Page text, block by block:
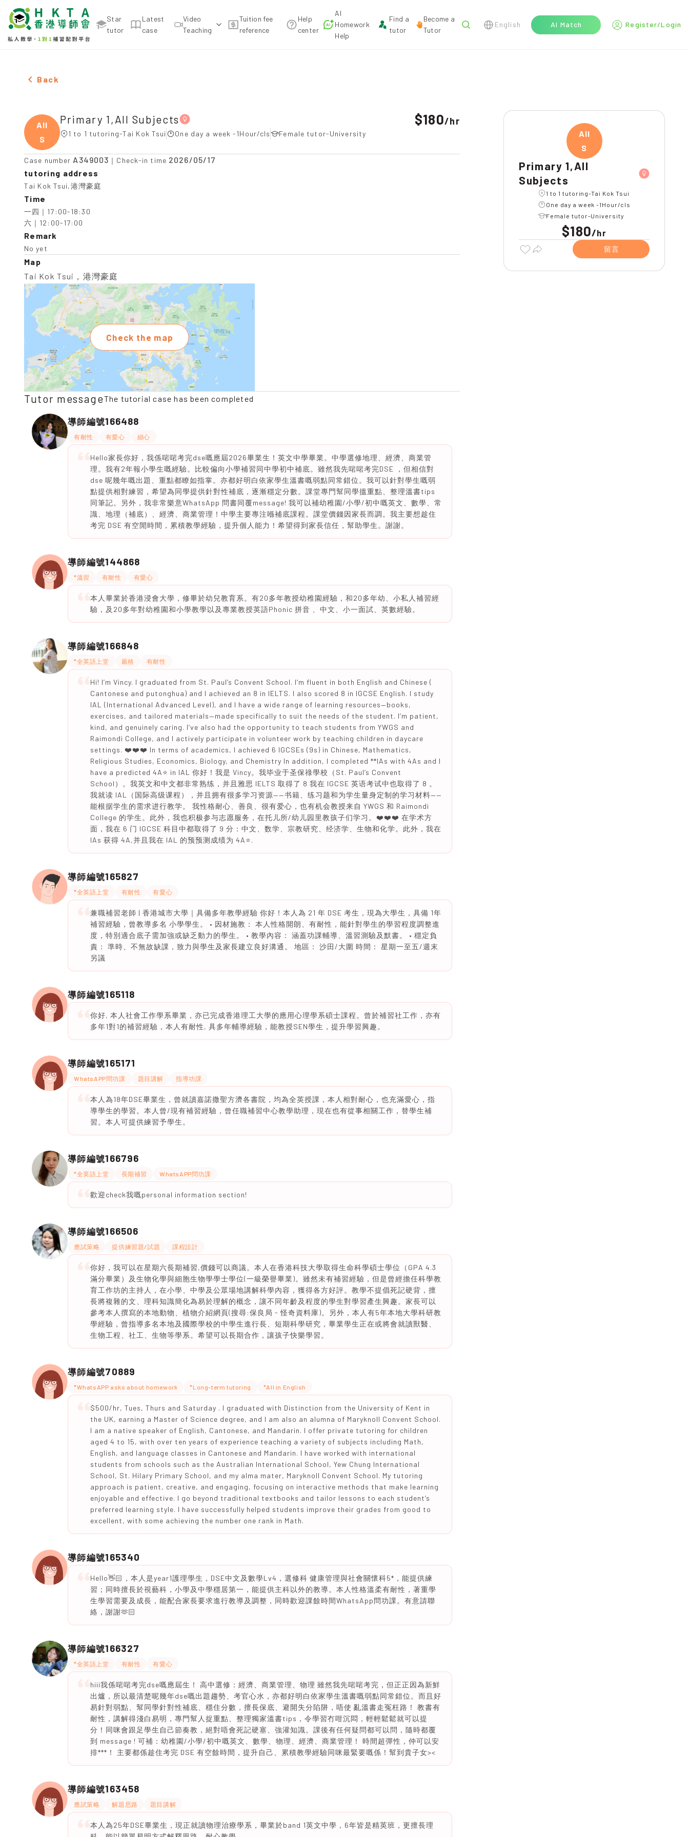
Star
tutor
Latest
case
Video
Teaching
Tuition fee
reference
Help
center
AI
Homework
Help
Find a
tutor
Become a
Tutor
English AI Match Register/Login
Female Primary 1,All Subjects，Tai Kok Tsui Tuition recommendation
Back
All
S
Primary 1,All Subjects
1 to 1 tutoring-Tai Kok Tsui One day a week -1Hour/cls Female tutor-University
$180/hr
Case number A349003 ｜Check-in time 2026/05/17
tutoring address
Tai Kok Tsui,港灣豪庭
Time
一四｜17:00-18:30
六｜12:00-17:00
Remark
No yet
Map
Tai Kok Tsui，港灣豪庭
Check the map
Tutor messageThe tutorial case has been completed
導師編號166488
有耐性 有愛心 細心
Hello家長你好，我係啱啱考完dse嘅應屆2026畢業生！英文中學畢業。中學選修地理、經濟、商業管
理。我有2年報小學生嘅經驗。比較偏向小學補習同中學初中補底。雖然我先啱啱考完DSE ，但相信對
dse 呢幾年嘅出題、重點都瞭如指掌。亦都好明白依家學生溫書嘅弱點同常錯位。我可以針對學生嘅弱
點提供相對練習，希望為同學提供針對性補底，逐漸穩定分數。課堂專門幫同學搵重點、整理溫書tips
同筆記。另外，我非常樂意WhatsApp 問書同覆message! 我可以補幼稚園/小學/初中嘅英文、數學、常
識、地理（補底）、經濟、商業管理！中學主要專注喺補底課程。課堂價錢因家長而調。我主要想趁住
考完 DSE 有空閒時間，累積教學經驗，提升個人能力！希望得到家長信任，幫助學生。謝謝。
導師編號144868
*溫習 有耐性 有愛心
本人畢業於香港浸會大學，修畢於幼兒教育系。有20多年教授幼稚園經驗，和20多年幼、小私人補習經
驗，及20多年對幼稚園和小學教學以及專業教授英語Phonic 拼音 、中文、小一面試、英數經驗。
導師編號166848
*全英語上堂 嚴格 有耐性
Hi! I’m Vincy. I graduated from St. Paul’s Convent School. I’m fluent in both English and Chinese (
Cantonese and putonghua) and I achieved an 8 in IELTS. I also scored 8 in IGCSE English. I study
IAL (International Advanced Level), and I have a wide range of learning resources—books,
exercises, and tailored materials—made specifically to suit the needs of the student. I’m patient,
kind, and genuinely caring. I’ve also had the opportunity to teach students from YWGS and
Raimondi College, and I actively participate in volunteer work by teaching children in daycare
settings. ❤️❤️❤️ In terms of academics, I achieved 6 IGCSEs (9s) in Chinese, Mathematics,
Religious Studies, Economics, Biology, and Chemistry In addition, I completed **IAs with 4As and I
have a predicted 4A⭐️ in IAL 你好！我是 Vincy。我毕业于圣保祿學校（St. Paul’s Convent
School）。我英文和中文都非常熟练，并且雅思 IELTS 取得了 8 我在 IGCSE 英语考试中也取得了 8 。
我就读 IAL（国际高级课程），并且拥有很多学习资源——书籍、练习题和为学生量身定制的学习材料——
能根据学生的需求进行教学。 我性格耐心、善良、很有爱心，也有机会教授来自 YWGS 和 Raimondi
College 的学生。此外，我也积极参与志愿服务，在托儿所/幼儿园里教孩子们学习。❤️❤️❤️ 在学术方
面，我在 6 门 IGCSE 科目中都取得了 9 分：中文、数学、宗教研究、经济学、生物和化学。此外，我在
IAs 获得 4A,并且我在 IAL 的预预测成绩为 4A⭐️.
導師編號165827
*全英語上堂 有耐性 有愛心
兼職補習老師 | 香港城市大學｜具備多年教學經驗 你好！本人為 21 年 DSE 考生，現為大學生，具備 1年
補習經驗，曾教導多名 小學學生。 • 因材施教： 本人性格開朗、有耐性，能針對學生的學習程度調整進
度，特別適合底子需加強或缺乏動力的學生。 • 教學內容： 涵蓋功課輔導、溫習測驗及默書。 • 穩定負
責： 準時、不無故缺課，致力與學生及家長建立良好溝通。 地區： 沙田/大圍 時間： 星期一至五/週末
另議
導師編號165118
你好, 本人社會工作學系畢業，亦已完成香港理工大學的應用心理學系碩士課程。曾於補習社工作，亦有
多年1對1的補習經驗，本人有耐性, 具多年輔導經驗，能教授SEN學生，提升學習興趣。
導師編號165171
WhatsAPP問功課 題目講解 指導功課
本人為18年DSE畢業生，曾就讀嘉諾撒聖方濟各書院，均為全英授課，本人相對耐心，也充滿愛心，指
導學生的學習。本人曾/現有補習經驗，曾任職補習中心教學助理，現在也有從事相關工作，替學生補
習。本人可提供練習予學生。
導師編號166796
*全英語上堂 長期補習 WhatsAPP問功課
歡迎check我嘅personal information section!
導師編號166506
應試策略 提供練習題/試題 課程設計
你好，我可以在星期六長期補習,價錢可以商議。本人在香港科技大學取得生命科學碩士學位（GPA 4.3
滿分畢業）及生物化學與細胞生物學學士學位(一級榮譽畢業)。雖然未有補習經驗，但是曾經擔任科學教
育工作坊的主持人，在小學、中學及公眾場地講解科學內容，獲得各方好評。教學不提倡死記硬背，擅
長將複雜的文、理科知識簡化為易於理解的概念，讓不同年齡及程度的學生對學習產生興趣。家長可以
參考本人撰寫的本地動物、植物介紹網頁(搜尋:保良局 - 怪奇資料庫)。另外，本人有5年本地大學科研教
學經驗，曾指導多名本地及國際學校的中學生進行長、短期科學研究，畢業學生正在或將會就讀獸醫、
生物工程、社工、生物等學系。希望可以長期合作，讓孩子快樂學習。
導師編號70889
*WhatsAPP asks about homework *Long-term tutoring *All in English
$500/hr, Tues, Thurs and Saturday . I graduated with Distinction from the University of Kent in
the UK, earning a Master of Science degree, and I am also an alumna of Maryknoll Convent School.
I am a native speaker of English, Cantonese, and Mandarin. I offer private tutoring for children
aged 4 to 15, with over ten years of experience teaching a variety of subjects including Math,
English, and language classes in Cantonese and Mandarin. I have worked with international
students from schools such as the Australian International School, Yew Chung International
School, St. Hilary Primary School, and my alma mater, Maryknoll Convent School. My tutoring
approach is patient, creative, and engaging, focusing on interactive methods that make learning
enjoyable and effective. I go beyond traditional textbooks and tailor lessons to each student’s
preferred learning style. I have successfully helped students improve their grades from good to
excellent, with some achieving the number one rank in Math.
導師編號165340
Hello👋🏻，本人是year1護理學生，DSE中文及數學Lv4，選修科 健康管理與社會關懷科5*，能提供練
習；同時擅長於視藝科，小學及中學穩居第一，能提供主科以外的教導。本人性格溫柔有耐性，著重學
生學習需要及成長，能配合家長要求進行教導及調整，同時歡迎課餘時間WhatsApp問功課。有意請聯
絡，謝謝🫶🏻
導師編號166327
*全英語上堂 有耐性 有愛心
hiii我係啱啱考完dse嘅應屆生！ 高中選修：經濟、商業管理、物理 雖然我先啱啱考完，但正正因為新鮮
出爐，所以最清楚呢幾年dse嘅出題趨勢、考官心水，亦都好明白依家學生溫書嘅弱點同常錯位。而且好
易針對弱點、幫同學針對性補底、穩住分數，擅長保底、避開失分陷阱，唔使 亂溫書走冤枉路！ 教書有
耐性，講解得淺白易明，專門幫人捉重點、整理獨家溫書tips，令學習冇咁沉悶，輕輕鬆鬆就可以提
分！同咪會跟足學生自己節奏教，絕對唔會死記硬塞、強灌知識。課後有任何疑問都可以問，隨時都覆
到 message ! 可補：幼稚園/小學/初中嘅英文、數學、物理、經濟、商業管理！ 時間超彈性，仲可以安
排***！ 主要都係趁住考完 DSE 有空餘時間，提升自己、累積教學經驗同咪最緊要嘅係！幫到貴子女><
導師編號163458
應試策略 解題思路 題目講解
本人為25年DSE畢業生，現正就讀物理治療學系，畢業於band 1英文中學，6年皆是精英班，更擅長理
All
S
Primary 1,All
Subjects
1 to 1 tutoring-Tai Kok Tsui
One day a week -1Hour/cls
Female tutor-University
$180/hr
留言